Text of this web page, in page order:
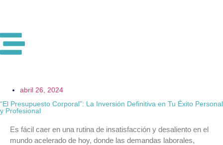
abril 26, 2024
“El Presupuesto Corporal”: La Inversión Definitiva en Tu Éxito Personal
y Profesional
Es fácil caer en una rutina de insatisfacción y desaliento en el
mundo acelerado de hoy, donde las demandas laborales,